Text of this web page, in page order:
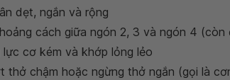
dẹt, ngắn và rộng
cách giữa ngón 2, 3 và ngón 4
lực cơ kém và khớp lỏng lẻo
thở chậm hoặc ngừng thở ngắn (gọi là